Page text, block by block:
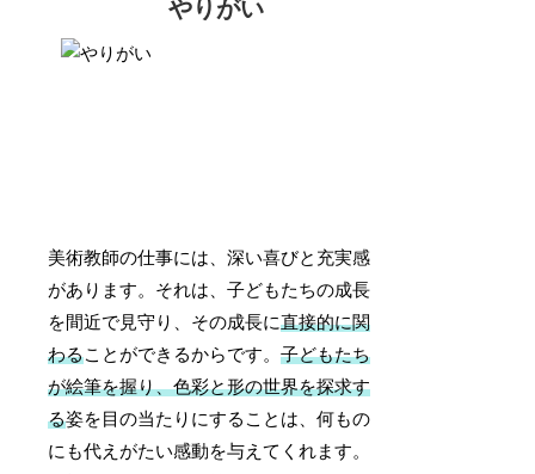
やりがい
美術教師の仕事には、深い喜びと充実感
があります。それは、子どもたちの成長
を間近で見守り、その成長に直接的に関
わることができるからです。子どもたち
が絵筆を握り、色彩と形の世界を探求す
る姿を目の当たりにすることは、何もの
にも代えがたい感動を与えてくれます。